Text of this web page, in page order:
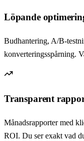
Löpande
Budhantering, A/B-
konverteringsspårning.
Transparent
Månadsrapporter med
ROI. Du ser exakt vad